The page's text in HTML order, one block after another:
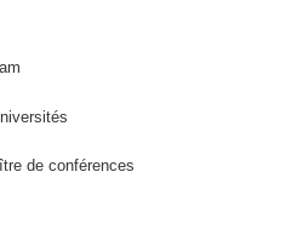
de conférences